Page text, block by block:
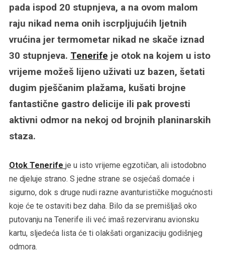
pada ispod 20 stupnjeva, a na ovom malom
raju nikad nema onih iscrpljujućih ljetnih
vrućina jer termometar nikad ne skače iznad
30 stupnjeva. Tenerife je otok na kojem u isto
vrijeme možeš lijeno uživati uz bazen, šetati
dugim pješčanim plažama, kušati brojne
fantastične gastro delicije ili pak provesti
aktivni odmor na nekoj od brojnih planinarskih
staza.
Otok Tenerife je u isto vrijeme egzotičan, ali istodobno
ne djeluje strano. S jedne strane se osjećaš domaće i
sigurno, dok s druge nudi razne avanturističke mogućnosti
koje će te ostaviti bez daha. Bilo da se premišljaš oko
putovanju na Tenerife ili već imaš rezerviranu avionsku
kartu, sljedeća lista će ti olakšati organizaciju godišnjeg
odmora.